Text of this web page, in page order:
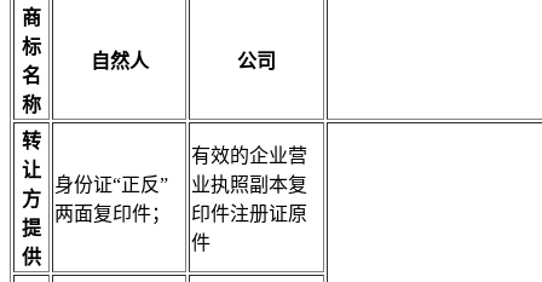
商
标
名
称
自然人 公司
转
让
方
提
供
身份证“正反”
两面复印件；
有效的企业营
业执照副本复
印件注册证原
件